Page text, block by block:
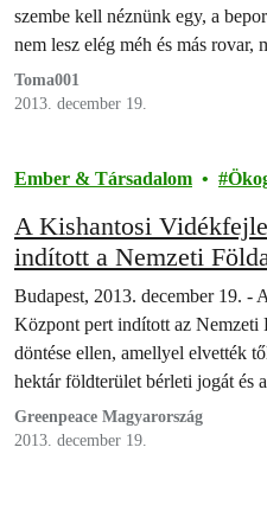
szembe kell néznünk egy, a
nem lesz elég méh és más
Toma001
2013. december 19.
Ember & Társadalom
A Kishantosi
indított a Nemzeti
döntése ellen
Budapest, 2013. december 19. -
Központ pert indított az Nemzeti
döntése ellen, amellyel elvették
hektár földterület bérleti jogát és
biogazdálkodóknak adták. A
több eszközzel is segíti a
Greenpeace Magyarország
2013. december 19.